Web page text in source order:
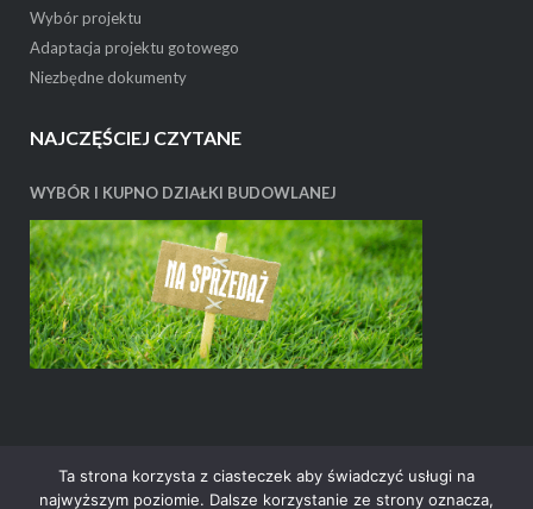
Wybór projektu
Adaptacja projektu gotowego
Niezbędne dokumenty
NAJCZĘŚCIEJ CZYTANE
WYBÓR I KUPNO DZIAŁKI BUDOWLANEJ
© 2026adaptacja24.pl
Ta strona korzysta z ciasteczek aby świadczyć usługi na
najwyższym poziomie. Dalsze korzystanie ze strony oznacza,